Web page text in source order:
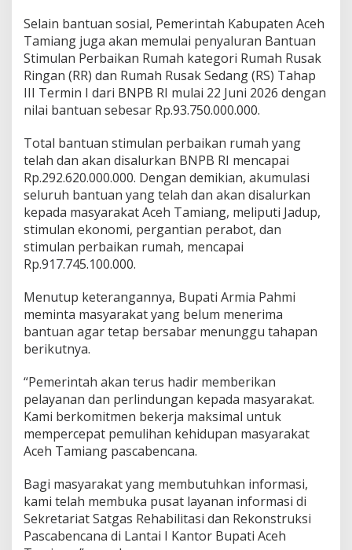
Selain bantuan sosial, Pemerintah Kabupaten Aceh
Tamiang juga akan memulai penyaluran Bantuan
Stimulan Perbaikan Rumah kategori Rumah Rusak
Ringan (RR) dan Rumah Rusak Sedang (RS) Tahap
III Termin I dari BNPB RI mulai 22 Juni 2026 dengan
nilai bantuan sebesar Rp.93.750.000.000.
Total bantuan stimulan perbaikan rumah yang
telah dan akan disalurkan BNPB RI mencapai
Rp.292.620.000.000. Dengan demikian, akumulasi
seluruh bantuan yang telah dan akan disalurkan
kepada masyarakat Aceh Tamiang, meliputi Jadup,
stimulan ekonomi, pergantian perabot, dan
stimulan perbaikan rumah, mencapai
Rp.917.745.100.000.
Menutup keterangannya, Bupati Armia Pahmi
meminta masyarakat yang belum menerima
bantuan agar tetap bersabar menunggu tahapan
berikutnya.
“Pemerintah akan terus hadir memberikan
pelayanan dan perlindungan kepada masyarakat.
Kami berkomitmen bekerja maksimal untuk
mempercepat pemulihan kehidupan masyarakat
Aceh Tamiang pascabencana.
Bagi masyarakat yang membutuhkan informasi,
kami telah membuka pusat layanan informasi di
Sekretariat Satgas Rehabilitasi dan Rekonstruksi
Pascabencana di Lantai I Kantor Bupati Aceh